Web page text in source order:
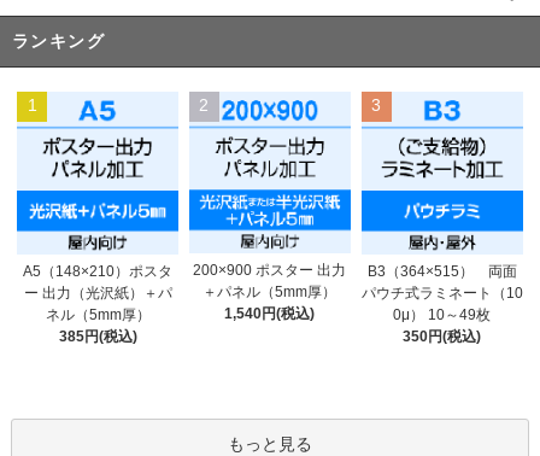
ランキング
1
A5（148×210）ポスタ
ー 出力（光沢紙）＋パ
ネル（5mm厚）
385円(税込)
2
200×900 ポスター 出力
＋パネル（5mm厚）
1,540円(税込)
3
B3（364×515） 両面
パウチ式ラミネート（10
0μ） 10～49枚
350円(税込)
もっと見る